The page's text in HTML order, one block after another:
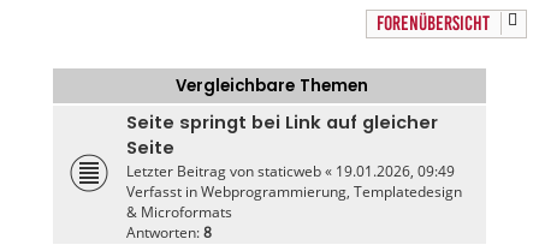
FORENÜBERSICHT
Vergleichbare Themen
Seite springt bei Link auf gleicher
Seite
Letzter Beitrag vonstaticweb« 19.01.2026, 09:49
Verfasst inWebprogrammierung, Templatedesign
& Microformats
Antworten:8